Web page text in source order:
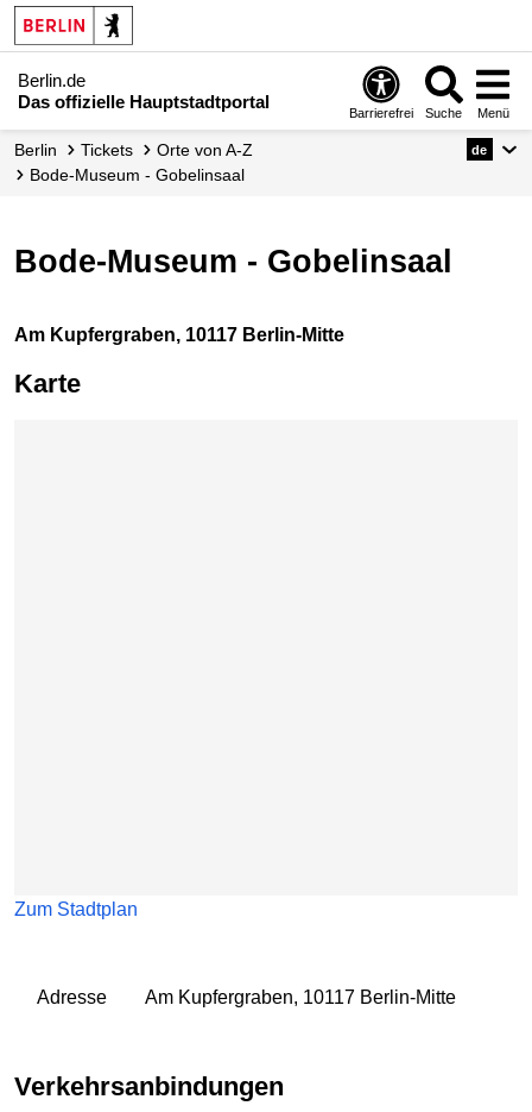
Berlin.de
Das offizielle Hauptstadtportal
Barrierefrei Suche Menü
Berlin Tickets
Orte von A-Z
Bode-Museum - Gobelinsaal
de
Bode-Museum - Gobelinsaal
Am Kupfergraben, 10117 Berlin-Mitte
Karte
Zum Stadtplan
Adresse Am Kupfergraben, 10117 Berlin-Mitte
Verkehrsanbindungen